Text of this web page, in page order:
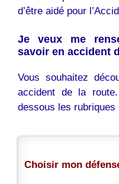
d’être aidé pour
Je veux me
savoir en accident
Vous souhaitez
accident de la
dessous les
Choisir mon